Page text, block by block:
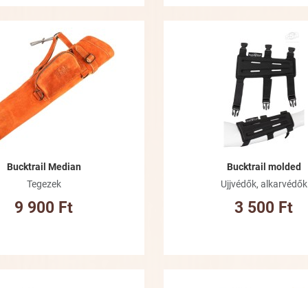
Összehasonlításhoz adom
Bucktrail Median
Tegezek
9 900 Ft
Bucktrail molded
Ujjvédők, alkarvédők
3 500 Ft